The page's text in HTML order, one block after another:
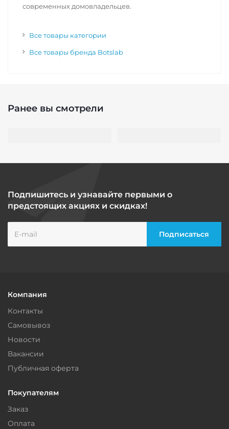
современных домовладельцев.
Все товары категории
Все товары бренда Botslab
Ранее вы смотрели
Подпишитесь и узнавайте первыми о
предстоящих акциях и скидках!
Компания
Контакты
Самовывоз
Новости
Вакансии
Публичная оферта
Покупателям
Заказ
Оплата